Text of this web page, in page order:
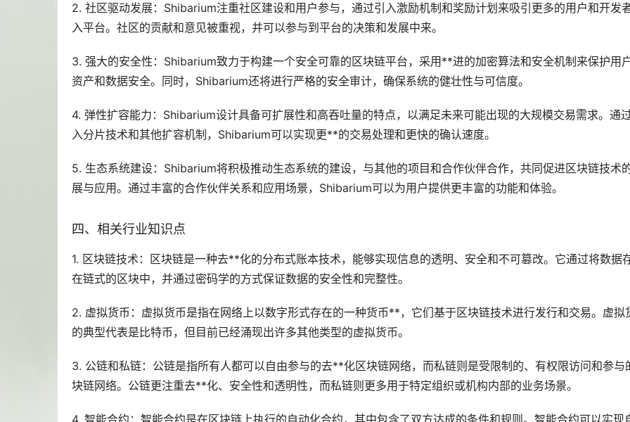
2. 社区驱动发展：Shibarium注重社区建设和用户参与，通过引入激励机制和奖励计划来吸引更多的用户和开发
入平台。社区的贡献和意见被重视，并可以参与到平台的决策和发展中来。
3. 强大的安全性：Shibarium致力于构建一个安全可靠的区块链平台，采用**进的加密算法和安全机制来保护用
资产和数据安全。同时，Shibarium还将进行严格的安全审计，确保系统的健壮性与可信度。
4. 弹性扩容能力：Shibarium设计具备可扩展性和高吞吐量的特点，以满足未来可能出现的大规模交易需求。通
入分片技术和其他扩容机制，Shibarium可以实现更**的交易处理和更快的确认速度。
5. 生态系统建设：Shibarium将积极推动生态系统的建设，与其他的项目和合作伙伴合作，共同促进区块链技术
展与应用。通过丰富的合作伙伴关系和应用场景，Shibarium可以为用户提供更丰富的功能和体验。
四、相关行业知识点
1. 区块链技术：区块链是一种去**化的分布式账本技术，能够实现信息的透明、安全和不可篡改。它通过将数据
在链式的区块中，并通过密码学的方式保证数据的安全性和完整性。
2. 虚拟货币：虚拟货币是指在网络上以数字形式存在的一种货币**，它们基于区块链技术进行发行和交易。虚拟
的典型代表是 比特币，但目前已经涌现出许多其他类型的虚拟货币。
3. 公链和私链：公链是指所有人都可以自由参与的去**化区块链网络，而私链则是受限制的、有权限访问和参与
块链网络。公链更注重去**化、安全性和透明性，而私链则更多用于特定组织或机构内部的业务场景。